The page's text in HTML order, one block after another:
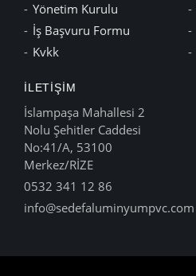
Yönetim Kurulu
İş Başvuru Formu
Kvkk
İLETIŞIM
İslampaşa Mahallesi 2
Nolu Şehitler Caddesi
No:41/A, 53100
Merkez/RİZE
0532 341 12 86
info@sedefaluminyumpvc.com